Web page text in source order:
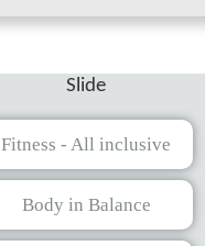
Slide
Fitness - All inclusive
Body in Balance